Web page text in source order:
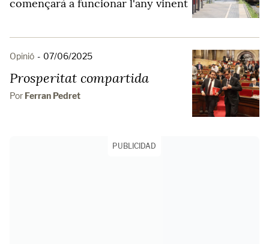
començarà a funcionar l'any vinent
Opinió - 07/06/2025
Prosperitat compartida
Por Ferran Pedret
PUBLICIDAD